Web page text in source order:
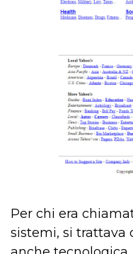
Per chi era
sistemi, si trattava